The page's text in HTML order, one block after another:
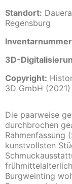
Standort:
Regensburg
3D-
Copyright:
3D GmbH (2021)
Die paarweise
durchbrochen
Rahmenfassung
kunstvollsten
Burgweinting